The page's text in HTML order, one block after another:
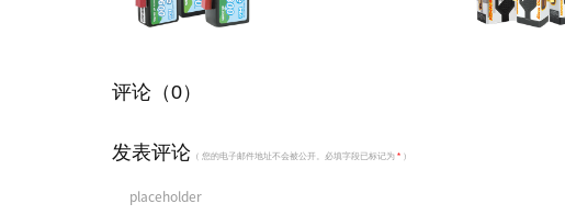
评论（0）
发表评论 （ 您的电子邮件地址不会被公开。必填字段已标记为 *）